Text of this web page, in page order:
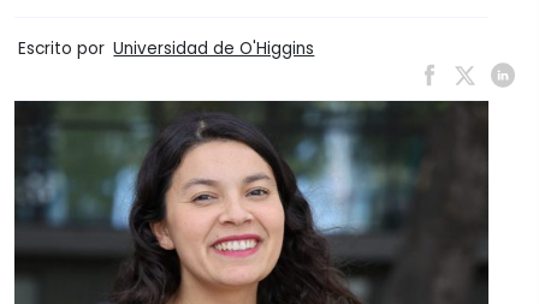
Escrito por Universidad de O'Higgins